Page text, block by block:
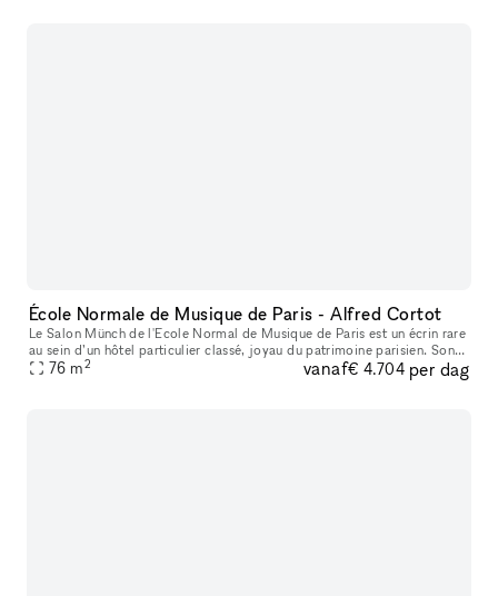
École Normale de Musique de Paris - Alfred Cortot
Le Salon Münch de l'Ecole Normal de Musique de Paris est un écrin rare
au sein d’un hôtel particulier classé, joyau du patrimoine parisien. Son
ADN ? Fusionner la solennité d’une institution séculair
76 m2 vanaf€ 4.704 per dag